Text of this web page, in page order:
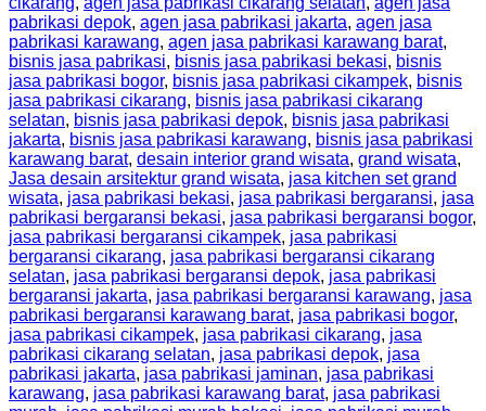
pabrikasi depok, agen jasa pabrikasi jakarta, agen jasa
pabrikasi karawang, agen jasa pabrikasi karawang barat,
bisnis jasa pabrikasi, bisnis jasa pabrikasi bekasi, bisnis
jasa pabrikasi bogor, bisnis jasa pabrikasi cikampek, bisnis
jasa pabrikasi cikarang, bisnis jasa pabrikasi cikarang
selatan, bisnis jasa pabrikasi depok, bisnis jasa pabrikasi
jakarta, bisnis jasa pabrikasi karawang, bisnis jasa pabrikasi
karawang barat, desain interior grand wisata, grand wisata,
Jasa desain arsitektur grand wisata, jasa kitchen set grand
wisata, jasa pabrikasi bekasi, jasa pabrikasi bergaransi, jasa
pabrikasi bergaransi bekasi, jasa pabrikasi bergaransi bogor,
jasa pabrikasi bergaransi cikampek, jasa pabrikasi
bergaransi cikarang, jasa pabrikasi bergaransi cikarang
selatan, jasa pabrikasi bergaransi depok, jasa pabrikasi
bergaransi jakarta, jasa pabrikasi bergaransi karawang, jasa
pabrikasi bergaransi karawang barat, jasa pabrikasi bogor,
jasa pabrikasi cikampek, jasa pabrikasi cikarang, jasa
pabrikasi cikarang selatan, jasa pabrikasi depok, jasa
pabrikasi jakarta, jasa pabrikasi jaminan, jasa pabrikasi
karawang, jasa pabrikasi karawang barat, jasa pabrikasi